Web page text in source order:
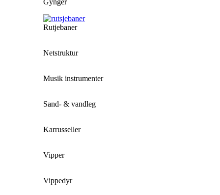
Gynger
Rutjebaner
Netstruktur
Musik instrumenter
Sand- & vandleg
Karrusseller
Vipper
Vippedyr